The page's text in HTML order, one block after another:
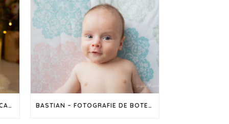
SEDINȚĂ FOTO DE CRĂCIUN – CAPTUREAZĂ MAGIA SĂRBĂTORILOR ÎN IMAGINI BASTIAN – FOTOGRAFIE DE BOTEZ ÎN CLUJ-NAPOCA